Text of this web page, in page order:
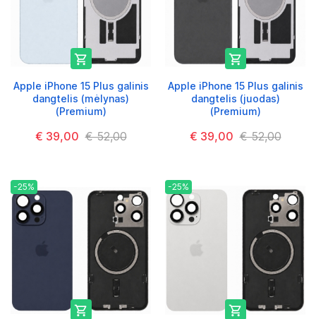

Apple iPhone 15 Plus galinis
dangtelis (mėlynas)
(Premium)
€ 39,00 € 52,00

Apple iPhone 15 Plus galinis
dangtelis (juodas)
(Premium)
€ 39,00 € 52,00
-25%

-25%
